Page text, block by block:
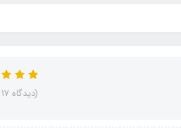
(دیدگاه 17 کاربر)